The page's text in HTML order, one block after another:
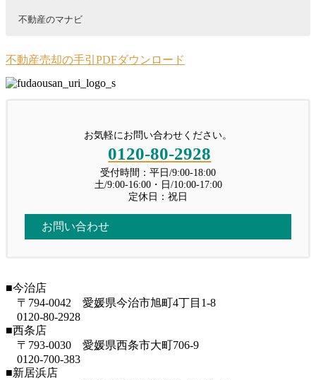
不動産のマナビ
も売却に踏み出したい。
347.持家があると市営住宅に申し込め
ないと聞いたので…
投稿: 2026年7月30日
投稿: 2026年7月26日
で気をつけること。
267.マンションにかかる固定資産税、
どれくらい？
投稿: 2026年7月24日
説〜その2
投稿: 2026年7月16日
こんにちは！イエステーション愛媛総合センター｜ 今治店の川又で
す。 土地が親名義 […]
投稿: 2023年12月11日
128 住み替えの実績がある不動産会社1社に売
売り先行
投稿: 2023年12月3日
127 売り先行型の住み替えで注意すべきこと：
仮住まいのリスクと対策 前回から、 […]
住み替えの進め方
投稿: 2023年11月17日
不動産売却の手引PDFダウンロード
お気軽にお問い合わせください。
0120-80-2928
受付時間：平日/9:00-18:00
土/9:00-16:00・日/10:00-17:00
定休日：祝日
お問い合わせ
■今治店
〒794-0042 愛媛県今治市旭町4丁目1-8
0120-80-2928
■西条店
〒793-0030 愛媛県西条市大町706-9
0120-700-383
■新居浜店